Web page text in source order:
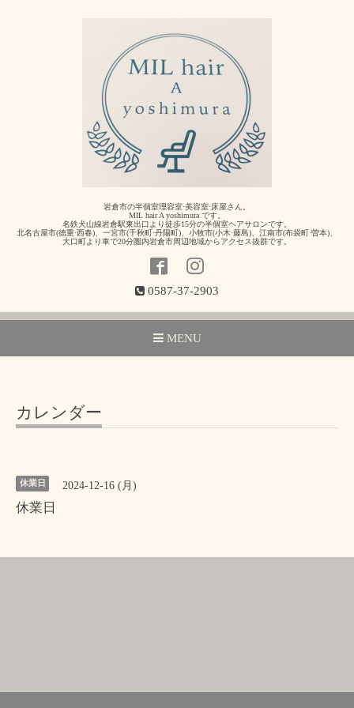
岩倉市の半個室理容室·美容室·床屋さん。
MIL hair A yoshimura です。
名鉄犬山線岩倉駅東出口より徒歩15分の半個室ヘアサロンです。
北名古屋市(徳重·西春)、一宮市(千秋町·丹陽町)、小牧市(小木·藤島)、江南市(布袋町·曽本)、
大口町より車で20分圏内岩倉市周辺地域からアクセス抜群です。
0587-37-2903
MENU
カレンダー
休業日 2024-12-16 (月)
休業日